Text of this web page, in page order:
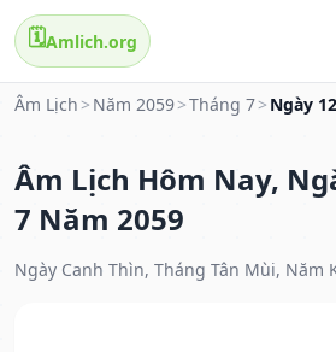
🗓️Amlich.org
Âm Lịch > Năm 2059>Tháng 7> Ngày 12
Âm Lịch Hôm Nay,
7 Năm 2059
Ngày Canh Thìn, Tháng Tân Mùi, Năm